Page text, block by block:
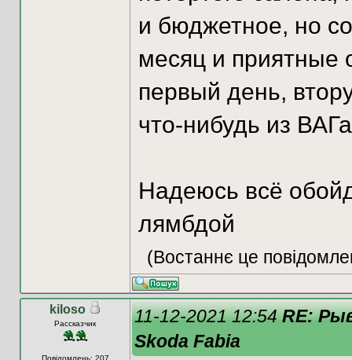
и бюджетное, но
месяц и приятные
первый день,
что-нибудь из
Надеюсь всё
лямбдой
(Востаннє це
kiloso
Рассказчик
Повідомлень: 207
11-12-2021 12:54RE:
Skoda Fabia